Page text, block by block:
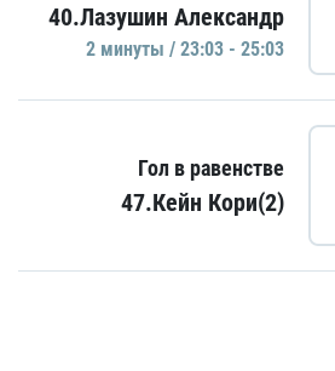
40.Лазушин Александр
2 минуты / 23:03 - 25:03
Гол в равенстве
47.Кейн Кори(2)